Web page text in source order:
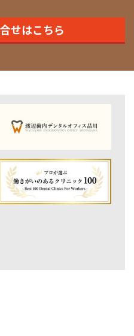
せはこちら